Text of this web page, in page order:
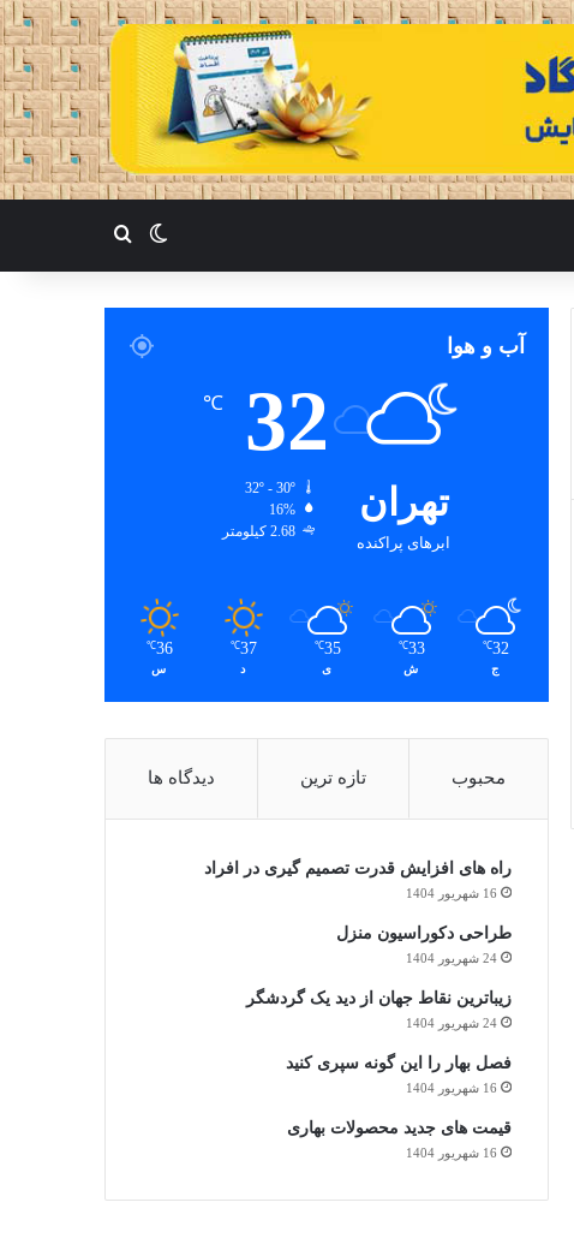
تغییر پوسته
جستجو برای
آب و هوا
تهران
ابرهای پراکنده
32
℃
16%
2.68 کیلومتر
32
℃
ج
33
℃
ش
35
℃
ی
37
℃
د
36
℃
س
محبوب تازه ترین دیدگاه ها
راه های افزایش قدرت تصمیم گیری در افراد
16 شهریور 1404
طراحی دکوراسیون منزل
24 شهریور 1404
زیباترین نقاط جهان از دید یک گردشگر
24 شهریور 1404
فصل بهار را این گونه سپری کنید
16 شهریور 1404
قیمت های جدید محصولات بهاری
16 شهریور 1404